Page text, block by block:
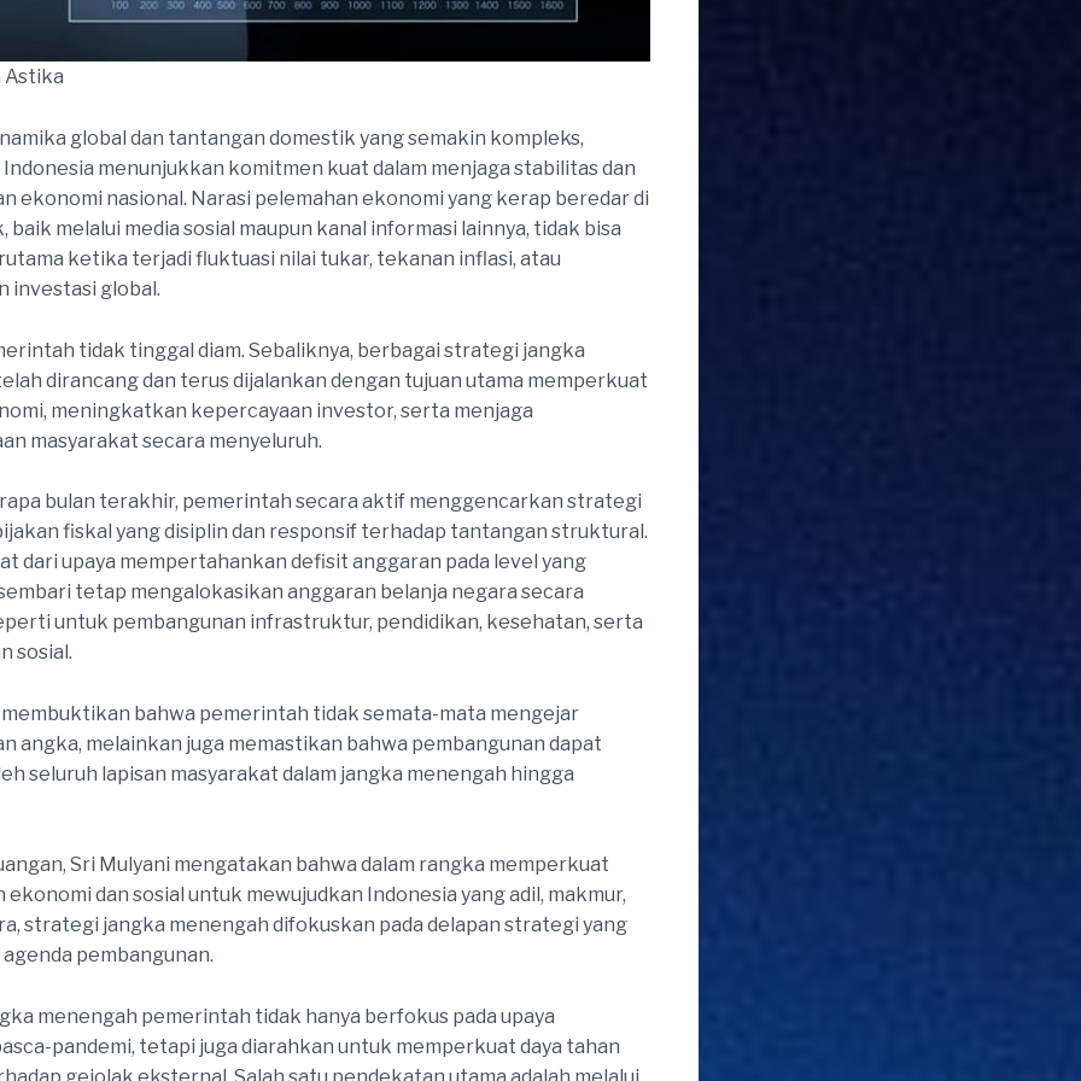
Astika
global dan tantangan domestik yang semakin kompleks,
menunjukkan komitmen kuat dalam menjaga stabilitas dan
ekonomi nasional. Narasi pelemahan ekonomi yang kerap beredar di
baik melalui media sosial maupun kanal informasi lainnya, tidak bisa
ketika terjadi fluktuasi nilai tukar, tekanan inflasi, atau
investasi global.
tidak tinggal diam. Sebaliknya, berbagai strategi jangka
dirancang dan terus dijalankan dengan tujuan utama memperkuat
meningkatkan kepercayaan investor, serta menjaga
masyarakat secara menyeluruh.
bulan terakhir, pemerintah secara aktif menggencarkan strategi
fiskal yang disiplin dan responsif terhadap tantangan struktural.
dari upaya mempertahankan defisit anggaran pada level yang
tetap mengalokasikan anggaran belanja negara secara
untuk pembangunan infrastruktur, pendidikan, kesehatan, serta
sosial.
bahwa pemerintah tidak semata-mata mengejar
angka, melainkan juga memastikan bahwa pembangunan dapat
seluruh lapisan masyarakat dalam jangka menengah hingga
Sri Mulyani mengatakan bahwa dalam rangka memperkuat
dan sosial untuk mewujudkan Indonesia yang adil, makmur,
strategi jangka menengah difokuskan pada delapan strategi yang
pembangunan.
menengah pemerintah tidak hanya berfokus pada upaya
pandemi, tetapi juga diarahkan untuk memperkuat daya tahan